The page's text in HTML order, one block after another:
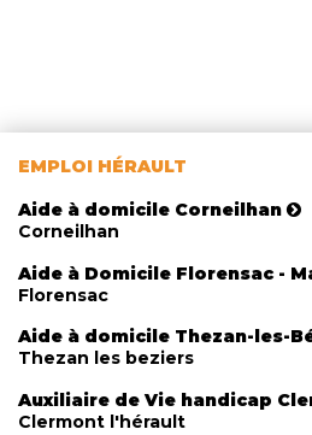
EMPLOI HÉRAULT
Aide à domicile Corneilhan
Corneilhan
Aide à Domicile Florensac -
Florensac
Aide à domicile Thezan-les-
Thezan les beziers
Auxiliaire de Vie handicap
Clermont l'hérault